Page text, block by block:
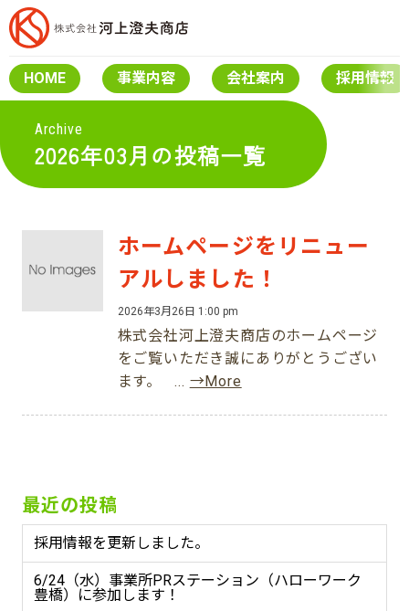
HOME 事業内容 会社案内 採用情報
Archive
2026年03月の投稿一覧
ホームページをリニュー
アルしました！
2026年3月26日 1:00 pm
株式会社河上澄夫商店のホームページ
をご覧いただき誠にありがとうござい
ます。 ... →More
最近の投稿
採用情報を更新しました。
6/24（水）事業所PRステーション（ハローワーク
豊橋）に参加します！